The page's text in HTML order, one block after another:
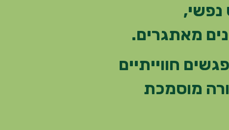
נפשי,
מאתגרים.
להפחתת לחצים בירושלים – 8 מפגשים חווייתיים
מוסמכת